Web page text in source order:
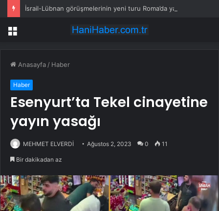
İsrail-Lübnan görüşmelerinin yeni turu Roma’da yapılacak
Menü
Anasayfa / Haber
Haber
Esenyurt’ta Tekel cinayetine
yayın yasağı
MEHMET ELVERDİ Ağustos 2, 2023 0 11
Bir dakikadan az